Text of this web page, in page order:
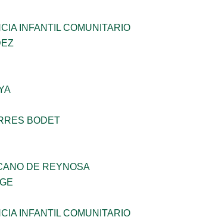
INFANTIL COMUNITARIO
BODET
DE REYNOSA
INFANTIL COMUNITARIO